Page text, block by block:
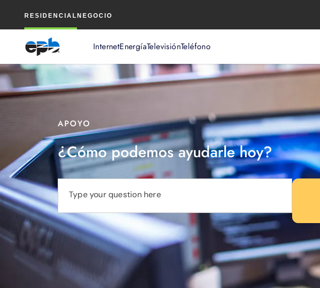
RESIDENCIAL NEGOCIO
InternetEnergíaTelevisiónTeléfono
principal
APOYO
¿Cómo podemos ayudarle hoy?
Type your question here